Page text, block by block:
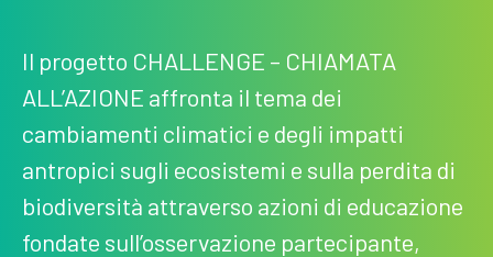
Il progetto CHALLENGE – CHIAMATA
ALL’AZIONE affronta il tema dei
cambiamenti climatici e degli impatti
antropici sugli ecosistemi e sulla perdita di
biodiversità attraverso azioni di educazione
fondate sull’osservazione partecipante,